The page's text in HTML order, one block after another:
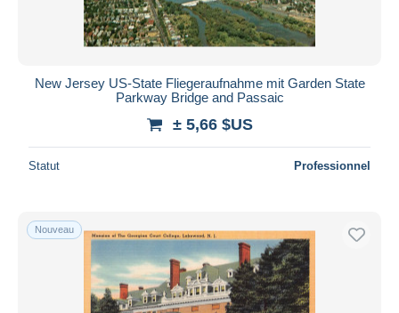
New Jersey US-State Fliegeraufnahme mit Garden State
Parkway Bridge and Passaic
± 5,66 $US
Statut Professionnel
Nouveau